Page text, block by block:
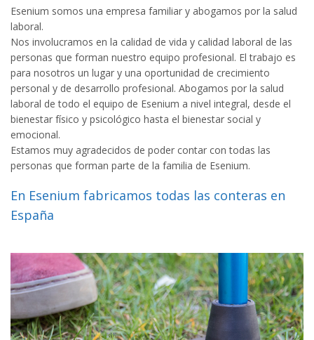
Esenium somos una empresa familiar y abogamos por la salud
laboral.
Nos involucramos en la calidad de vida y calidad laboral de las
personas que forman nuestro equipo profesional. El trabajo es
para nosotros un lugar y una oportunidad de crecimiento
personal y de desarrollo profesional. Abogamos por la salud
laboral de todo el equipo de Esenium a nivel integral, desde el
bienestar físico y psicológico hasta el bienestar social y
emocional.
Estamos muy agradecidos de poder contar con todas las
personas que forman parte de la familia de Esenium.
En Esenium fabricamos todas las conteras en
España